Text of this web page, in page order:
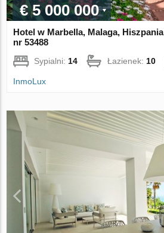
€ 5 000 000
Hotel w Marbella, Malaga,
nr 53488
Sypialni: 14 Łazienek: 10
InmoLux